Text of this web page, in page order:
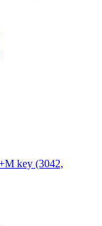
key (3042,